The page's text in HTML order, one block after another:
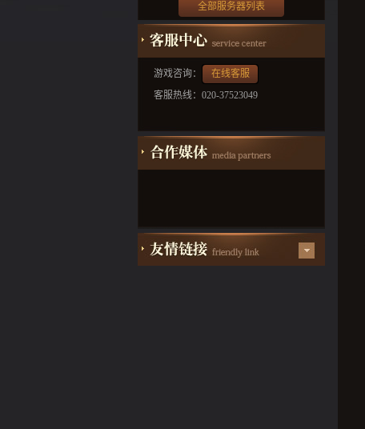
全部服务器列表
游戏咨询：
在线客服
客服热线：020-37523049